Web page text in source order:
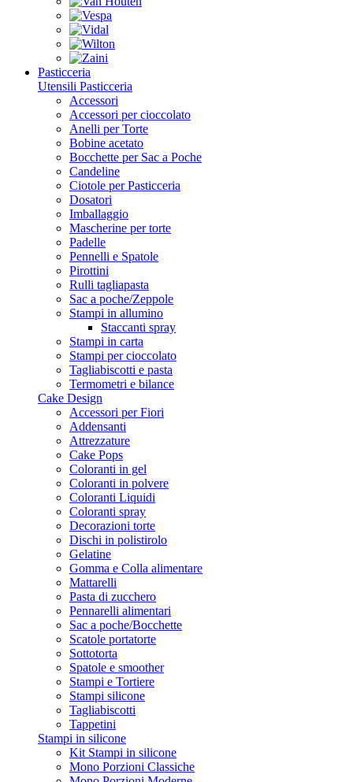
Pasticceria
Utensili Pasticceria
Accessori
Accessori per cioccolato
Anelli per Torte
Bobine acetato
Bocchette per Sac a Poche
Candeline
Ciotole per Pasticceria
Dosatori
Imballaggio
Mascherine per torte
Padelle
Pennelli e Spatole
Pirottini
Rulli tagliapasta
Sac a poche/Zeppole
Stampi in allumino
Staccanti spray
Stampi in carta
Stampi per cioccolato
Tagliabiscotti e pasta
Termometri e bilance
Cake Design
Accessori per Fiori
Addensanti
Attrezzature
Cake Pops
Coloranti in gel
Coloranti in polvere
Coloranti Liquidi
Coloranti spray
Decorazioni torte
Dischi in polistirolo
Gelatine
Gomma e Colla alimentare
Mattarelli
Pasta di zucchero
Pennarelli alimentari
Sac a poche/Bocchette
Scatole portatorte
Sottotorta
Spatole e smoother
Stampi e Tortiere
Stampi silicone
Tagliabiscotti
Tappetini
Stampi in silicone
Kit Stampi in silicone
Mono Porzioni Classiche